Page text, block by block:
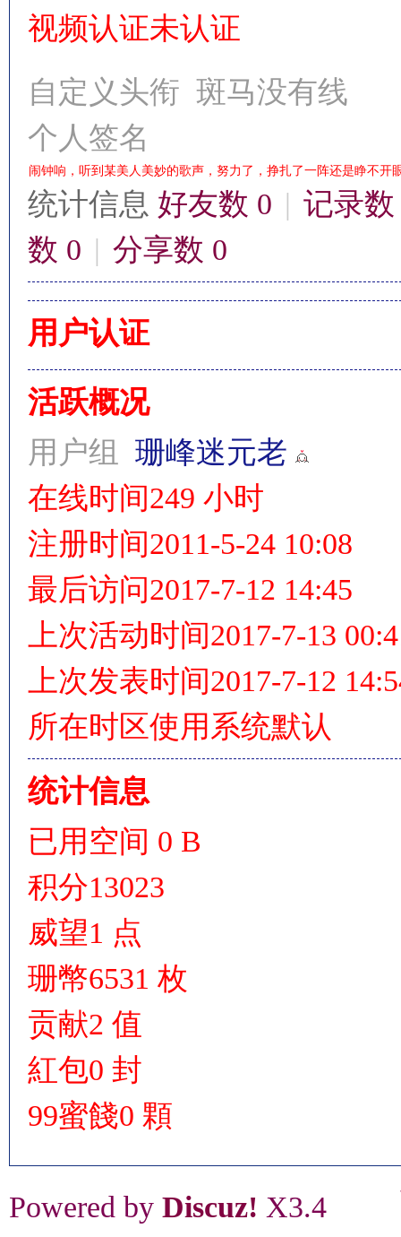
视频认证未认证
自定义头衔 斑马没有线
个人签名
闹钟响，听到某美人美妙的歌声，努力了，挣扎了一阵还是睁不
统计信息 好友数 0 | 记录数
数 0 | 分享数 0
用户认证
活跃概况
用户组 珊峰迷元老
在线时间249 小时
注册时间2011-5-24 10:08
最后访问2017-7-12 14:45
上次活动时间2017-7-13
上次发表时间2017-7-12
所在时区使用系统默认
统计信息
已用空间 0 B
积分13023
威望1 点
珊幣6531 枚
贡献2 值
紅包0 封
99蜜餞0 顆
Powered by Discuz! X3.4